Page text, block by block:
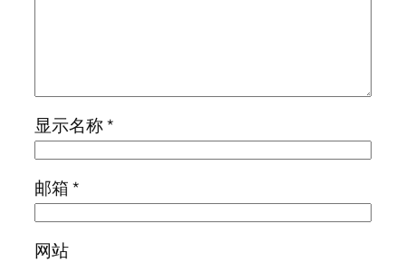
显示名称*
邮箱*
网站